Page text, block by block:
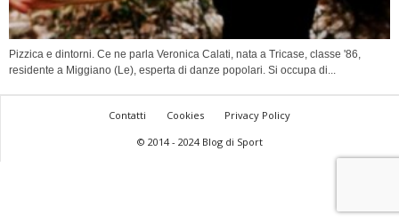
Pizzica e dintorni. Ce ne parla Veronica Calati, nata a Tricase, classe '86,
residente a Miggiano (Le), esperta di danze popolari. Si occupa di...
Contatti Cookies
Privacy Policy
© 2014 - 2024 Blog di Sport